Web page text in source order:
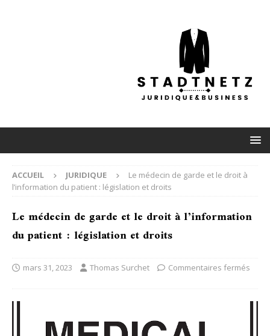
ACCUEIL JURIDIQUE
Le médecin de garde et le droit à
l’information du patient : législation et droits
Le médecin de garde et le droit à l’information
du patient : législation et droits
mars 31, 2023 Thomas Surchet Commentaires fermés